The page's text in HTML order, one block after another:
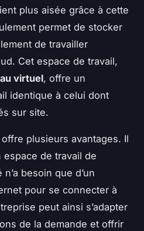
plus aisée grâce à cette
permet de stocker
de travailler
Cet espace de travail,
virtuel, offre un
identique à celui dont
sur site.
plusieurs avantages. Il
espace de travail de
n’a besoin que d’un
pour se connecter à
peut ainsi s’adapter
de la demande et offrir